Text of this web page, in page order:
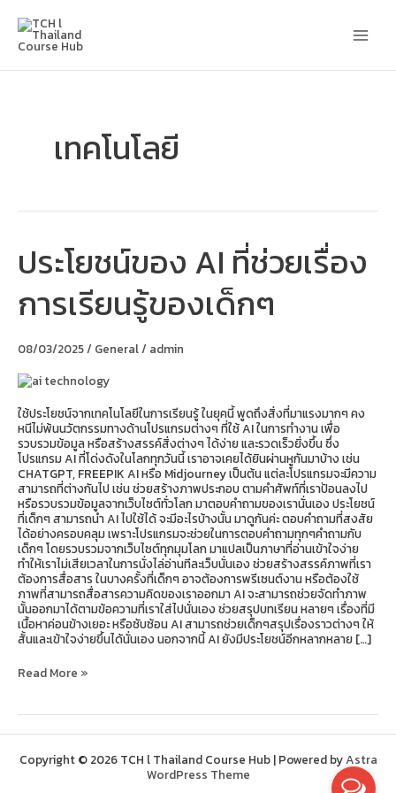
content
เทคโนโลยี
ประโยชน์ของ AI ที่ช่วยเรื่อง
การเรียนรู้ของเด็กๆ
08/03/2025/ General/ admin
ใช้ประโยชน์จากเทคโนโลยีในการเรียนรู้ ในยุคนี้ พูดถึงสิ่งที่มาแรงมากๆ คง
หนีไม่พ้นนวัตกรรมทางด้านโปรแกรมต่างๆ ที่ใช้ AI ในการทำงาน เพื่อ
รวบรวมข้อมูล หรือสร้างสรรค์สิ่งต่างๆ ได้ง่าย และรวดเร็วยิ่งขึ้น ซึ่ง
โปรแกรม AI ที่โด่งดังในโลกทุกวันนี้ เราอาจเคยได้ยินผ่านหูกันมาบ้าง เช่น
CHATGPT, FREEPIK AI หรือ Midjourney เป็นต้น แต่ละโปรแกรมจะมีความ
สามารถที่ต่างกันไป เช่น ช่วยสร้างภาพประกอบ ตามคำศัพท์ที่เราป้อนลงไป
หรือรวบรวมข้อมูลจากเว็บไซต์ทั่วโลก มาตอบคำถามของเรานั่นเอง ประโยชน์
ที่เด็กๆ สามารถนำ AI ไปใช้ได้ จะมีอะไรบ้างนั้น มาดูกันค่ะ ตอบคำถามที่สงสัย
ได้อย่างครอบคลุม เพราะโปรแกรมจะช่วยในการตอบคำถามทุกๆคำถามกับ
เด็กๆ โดยรวบรวมจากเว็บไซต์ทุกมุมโลก มาแปลเป็นภาษาที่อ่านเข้าใจง่าย
ทำให้เราไม่เสียเวลาในการนั่งไล่อ่านทีละเว็บนั่นเอง ช่วยสร้างสรรค์ภาพที่เรา
ต้องการสื่อสาร ในบางครั้งที่เด็กๆ อาจต้องการพรีเซนต์งาน หรือต้องใช้
ภาพที่สามารถสื่อสารความคิดของเราออกมา AI จะสามารถช่วยจัดทำภาพ
นั้นออกมาได้ตามข้อความที่เราใส่ไปนั่นเอง ช่วยสรุปบทเรียน หลายๆ เรื่องที่มี
เนื้อหาค่อนข้างเยอะ หรือซับซ้อน AI สามารถช่วยเด็กๆสรุปเรื่องราวต่างๆ ให้
สั้นและเข้าใจง่ายขึ้นได้นั่นเอง นอกจากนี้ AI ยังมีประโยชน์อีกหลากหลาย […]
ประโยชน์
AI
ช่วย
เรียน
ของ
Read More »
Copyright © 2026 TCH l Thailand Course Hub | Powered byAstra
WordPress Theme